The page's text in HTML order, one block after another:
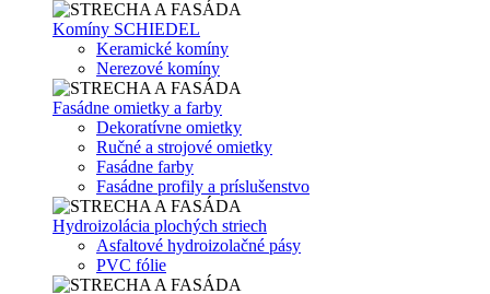
Komíny SCHIEDEL
Keramické komíny
Nerezové komíny
Fasádne omietky a farby
Dekoratívne omietky
Ručné a strojové omietky
Fasádne farby
Fasádne profily a príslušenstvo
Hydroizolácia plochých striech
Asfaltové hydroizolačné pásy
PVC fólie